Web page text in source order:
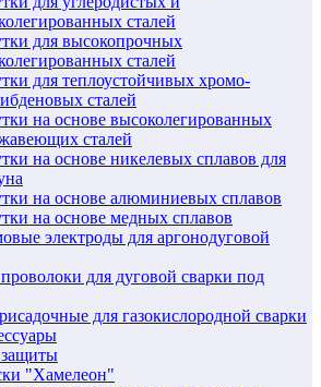
сталей
для высокопрочных
сталей
для теплоустойчивых хромо-
сталей
на основе высоколегированных
сталей
на основе никелевых сплавов для
на основе алюминиевых сплавов
на основе медных сплавов
электроды для аргонодуговой
для дуговой сварки под
для газокислородной сварки
защиты
"Хамелеон"